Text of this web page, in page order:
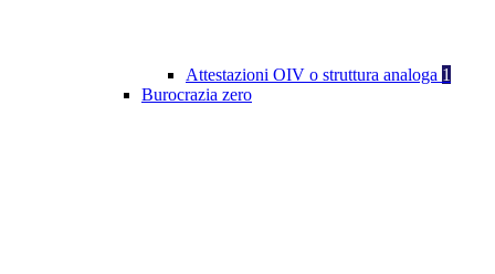
Attestazioni OIV o struttura analoga 1
Burocrazia zero